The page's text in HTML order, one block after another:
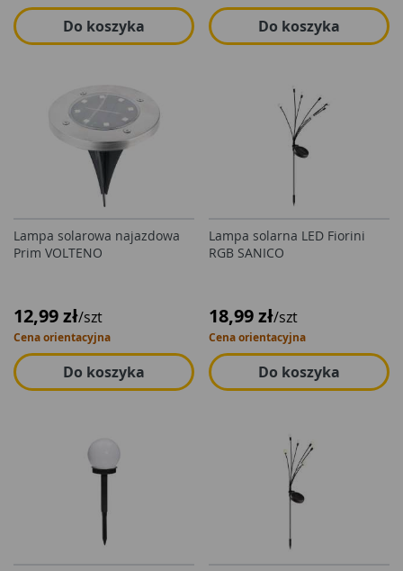
Do koszyka Do koszyka
Lampa solarowa najazdowa
Prim VOLTENO
12,99 zł/szt
Cena orientacyjna
Do koszyka
Lampa solarna LED Fiorini
RGB SANICO
18,99 zł/szt
Cena orientacyjna
Do koszyka